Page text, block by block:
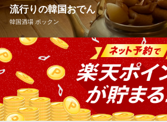
日本と旬の鮮魚居酒屋
ＪＲ総武線津田沼駅 徒歩3分
千葉県船橋市前原西2-13-23 フラッピ津田沼3F
流行りの韓国おでん
韓国酒場 ポックン
旨味が染み出たアツアツのスープと、串
に楽しめる「韓国おでん」をご用意。寒
の一杯としても人気急上昇中です。
韓国酒場 ポックン